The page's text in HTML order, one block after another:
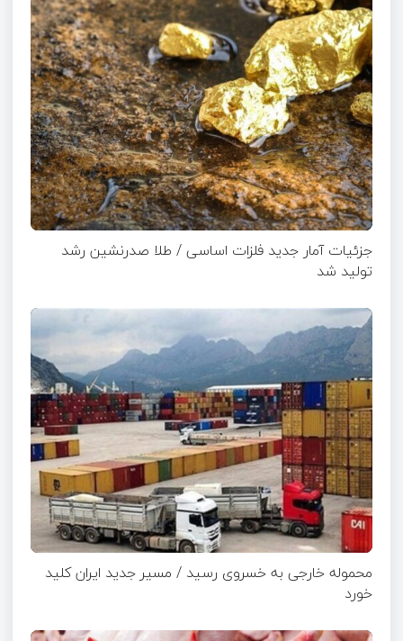
جزئیات آمار جدید فلزات اساسی / طلا صدرنشین رشد
تولید شد
محموله خارجی به خسروی رسید / مسیر جدید ایران کلید
خورد